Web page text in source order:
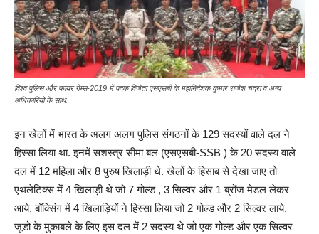
विश्व पुलिस और फायर गेम्स-2019 में पदक विजेता एसएसबी के महानिदेशक कुमार राजेश चंद्रा व अन्य
अधिकारियों के साथ.
इन खेलों में भारत के अलग अलग पुलिस संगठनों के 129 सदस्यों वाले दल ने
हिस्सा लिया था. इनमें सशस्त्र सीमा बल (एसएसबी-SSB ) के 20 सदस्य वाले
दल में 12 महिला और 8 पुरुष खिलाड़ी थे. खेलों के हिसाब से देखा जाए तो
एथलेटिक्स में 4 खिलाड़ी थे जो 7 गोल्ड , 3 सिल्वर और 1 ब्रोंज मेडल लेकर
आये, बॉक्सिंग में 4 खिलाड़ियों ने हिस्सा लिया जो 2 गोल्ड और 2 सिल्वर लाये,
जूडो के मुकाबले के लिए इस दल में 2 सदस्य थे जो एक गोल्ड और एक सिल्वर